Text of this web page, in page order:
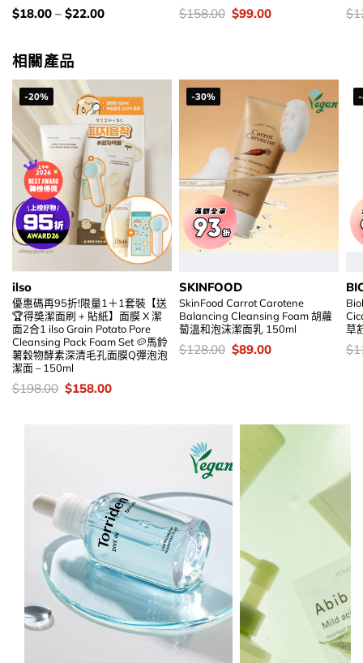
價
錢：
$18.00– $22.00 價
錢：
$158.00 Original
price
$99.00Current 價
錢
$
相關產品
-20%
ilso
優惠碼再95折!限量1＋1套裝【送
🏆得奬潔面刷 + 貼紙】面膜 X 潔
面2合1 ilso Grain Potato Pore
Cleansing Pack Foam Set 🥔馬鈴
薯穀物酵素深清毛孔面膜Q彈泡泡
潔面 – 150ml
價
錢：
$198.00 Original
price
$158.00Current
-30%
SKINFOOD
SkinFood Carrot Carotene
Balancing Cleansing Foam 胡蘿
蔔溫和泡沫潔面乳 150ml
價
錢：
$128.00 Original
price
$89.00Current
草
價
錢
$